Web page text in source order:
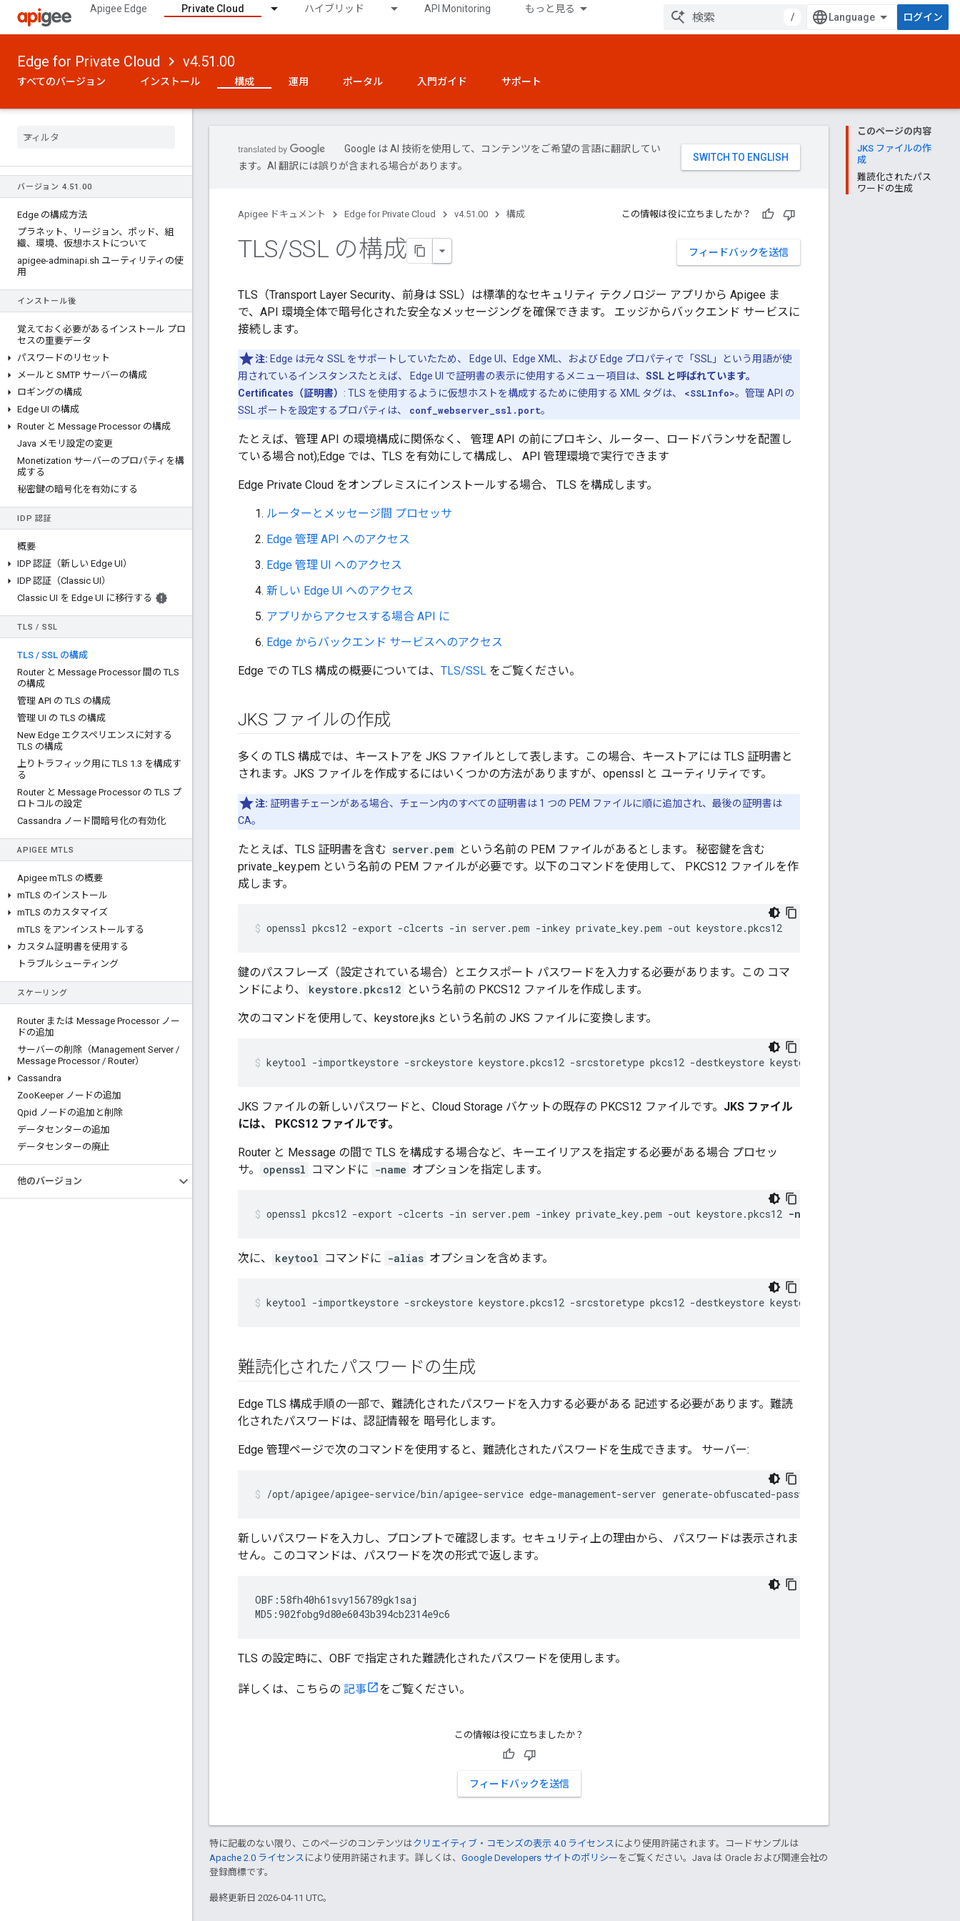
Apigee Edge Private Cloud ハイブリッド API Monitoring もっと見る
/ ログイン
Edge for Private Cloud v4.51.00
すべてのバージョン インストール 構成 運用 ポータル 入門ガイド サポート
バージョン 4.51 .00
Edge の構成方法
プラネット、リージョン、ポッド、組
織、環境、仮想ホストについて
apigee-adminapi.sh ユーティリティの使
用
インストール後
覚えておく必要があるインストール プロ
セスの重要データ
パスワードのリセット
メールと SMTP サーバーの構成
ロギングの構成
Edge UI の構成
Router と Message Processor の構成
Java メモリ設定の変更
Monetization サーバーのプロパティを構
成する
秘密鍵の暗号化を有効にする
IDP 認証
概要
IDP 認証（新しい Edge UI）
IDP 認証（Classic UI）
Classic UI を Edge UI に移行する
TLS/ SSL
TLS / SSL の構成
Router と Message Processor 間の TLS
の構成
管理 API の TLS の構成
管理 UI の TLS の構成
New Edge エクスペリエンスに対する
TLS の構成
上りトラフィック用に TLS 1 .3 を構成す
る
Router と Message Processor の TLS プ
ロトコルの設定
Cassandra ノード間暗号化の有効化
APIGEE MTLS
Apigee mTLS の概要
mTLS のインストール
mTLS のカスタマイズ
mTLS をアンインストールする
カスタム証明書を使用する
トラブルシューティング
スケーリング
Router または Message Processor ノー
ドの追加
サーバーの削除（Management Server/
Message Processor/ Router）
Cassandra
ZooKeeper ノードの追加
Qpid ノードの追加と削除
データセンターの追加
データセンターの廃止
他のバージョン
このページの内容
JKS ファイルの作
成
難読化されたパス
ワードの生成
Google は AI 技術を使用して、コンテンツをご希望の言語に翻訳してい
ます。AI 翻訳には誤りが含まれる場合があります。
Apigee ドキュメント Edge for Private Cloud v4.51.00 構成 この情報は役に立ちましたか？
フィードバックを送信
TLS/SSL の構成
TLS（Transport Layer Security、前身は SSL）は標準的なセキュリティ テクノロジー アプリから Apigee ま
で、API 環境全体で暗号化された安全なメッセージングを確保できます。 エッジからバックエンド サービスに
接続します。
注: Edge は元々 SSL をサポートしていたため、 Edge UI、Edge XML、および Edge プロパティで「SSL」という用語が使
用されているインスタンスたとえば、 Edge UI で証明書の表示に使用するメニュー項目は、 SSL と呼ばれています。
Certificates（証明書） : TLS を使用するように仮想ホストを構成するために使用する XML タグは、 <SSLInfo>。管理 API の
SSL ポートを設定するプロパティは、 conf_webserver_ssl.port。
たとえば、管理 API の環境構成に関係なく、 管理 API の前にプロキシ、ルーター、ロードバランサを配置し
ている場合 not);Edge では、TLS を有効にして構成し、 API 管理環境で実行できます
Edge Private Cloud をオンプレミスにインストールする場合、 TLS を構成します。
ルーターとメッセージ間 プロセッサ
Edge 管理 API へのアクセス
Edge 管理 UI へのアクセス
新しい Edge UI へのアクセス
アプリからアクセスする場合 API に
Edge からバックエンド サービスへのアクセス
Edge での TLS 構成の概要については、 TLS/SSL をご覧ください。
JKS ファイルの作成
多くの TLS 構成では、キーストアを JKS ファイルとして表します。この場合、キーストアには TLS 証明書と
されます。JKS ファイルを作成するにはいくつかの方法がありますが、openssl と ユーティリティです。
注: 証明書チェーンがある場合、チェーン内のすべての証明書は 1 つの PEM ファイルに順に追加され、最後の証明書は
CA。
たとえば、TLS 証明書を含む server.pem という名前の PEM ファイルがあるとします。 秘密鍵を含む
private_key.pem という名前の PEM ファイルが必要です。以下のコマンドを使用して、 PKCS12 ファイルを作
成します。
openssl pkcs12 -export -clcerts -in server.pem -inkey private_key.pem -out keystore.pkcs12
鍵のパスフレーズ（設定されている場合）とエクスポート パスワードを入力する必要があります。この コマ
ンドにより、
keystore.pkcs12 という名前の PKCS12 ファイルを作成します。
次のコマンドを使用して、keystore.jks という名前の JKS ファイルに変換します。
keytool -importkeystore -srckeystore keystore.pkcs12 -srcstoretype pkcs12 -destkeystore keystore.jks -deststoretype jks
JKS ファイルの新しいパスワードと、Cloud Storage バケットの既存の PKCS12 ファイルです。 JKS ファイル
には、 PKCS12 ファイルです。
Router と Message の間で TLS を構成する場合など、キーエイリアスを指定する必要がある場合 プロセッ
サ。
openssl コマンドに -name オプションを指定します。
openssl pkcs12 -export -clcerts -in server.pem -inkey private_key.pem -out keystore.pkcs12 -name devtest
次に、 keytool コマンドに -alias オプションを含めます。
keytool -importkeystore -srckeystore keystore.pkcs12 -srcstoretype pkcs12 -destkeystore keystore.jks -deststoretype jks
難読化されたパスワードの生成
Edge TLS 構成手順の一部で、難読化されたパスワードを入力する必要がある 記述する必要があります。難読
化されたパスワードは、認証情報を 暗号化します。
Edge 管理ページで次のコマンドを使用すると、難読化されたパスワードを生成できます。 サーバー:
/opt/apigee/apigee-service/bin/apigee-service edge-management-server generate-obfuscated-password
新しいパスワードを入力し、プロンプトで確認します。セキュリティ上の理由から、 パスワードは表示されま
せん。このコマンドは、パスワードを次の形式で返します。
OBF:58fh40h61svy156789gk1saj
MD5:902fobg9d80e6043b394cb2314e9c6
TLS の設定時に、OBF で指定された難読化されたパスワードを使用します。
詳しくは、こちらの 記事 をご覧ください。
この情報は役に立ちましたか？
フィードバックを送信
特に記載のない限り、このページのコンテンツはクリエイティブ・コモンズの表示 4.0 ライセンス により使用許諾されます。コードサンプルは
Apache 2.0 ライセンス により使用許諾されます。詳しくは、 Google Developers サイトのポリシー をご覧ください。Java は Oracle および関連会社の
登録商標です。
最終更新日 2026-04-11 UTC。